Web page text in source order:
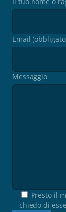
Email
Messaggio
Presto il
chiedo di